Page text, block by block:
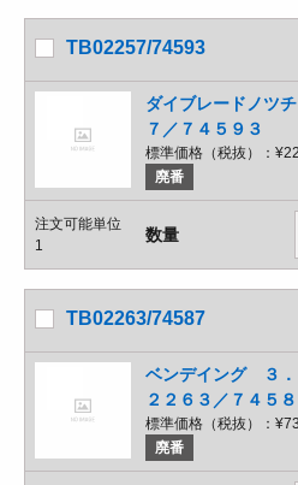
TB02257/74593
ダイブレードノツ
７／７４５９３
標準価格（税抜）：
廃番
注文可能単位
1
数量
TB02263/74587
ベンデイング ３
２２６３／７４５８
標準価格（税抜）：
廃番